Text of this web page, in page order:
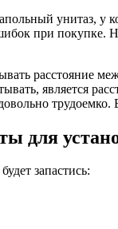
унитаз, у
при
расстояние
является
для
запастись: